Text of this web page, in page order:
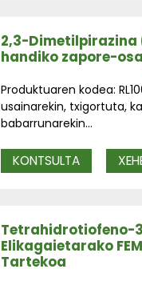
2,3-Dimetilpirazina
handiko zapore-
Produktuaren kodea:
usainarekin, txigortuta,
babarrunarekin...
KONTSULTA
Tetrahidrotiofeno-
Elikagaietarako
Tartekoa